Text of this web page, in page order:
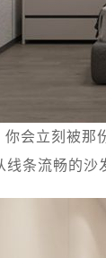
会立刻被
条流畅的